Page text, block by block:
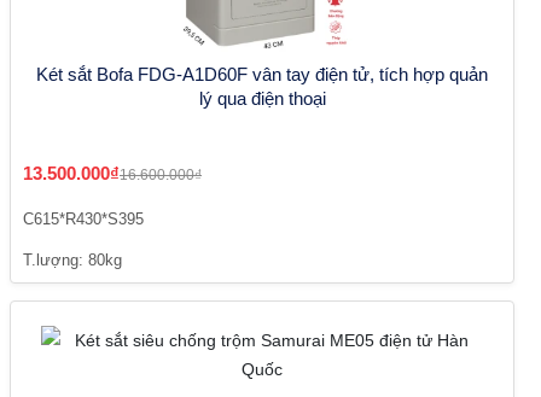
Két sắt Bofa FDG-A1D60F vân tay điện tử, tích hợp quản
lý qua điện thoại
13.500.000₫16.600.000₫
C615*R430*S395
T.lượng: 80kg